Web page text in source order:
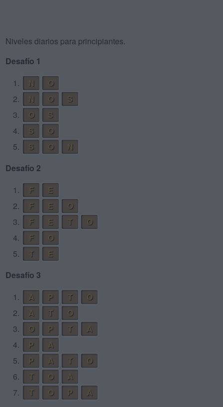
Niveles diarios para principiantes.
Desafío 1
1.
N
O
2.
N O
S
3.
O
S
4.
S
O
5.
S O
N
Desafío 2
1.
F
E
2.
F E
O
3.
F E T
O
4.
F
O
5.
T
E
Desafío 3
1.
A P T
O
2.
A T
O
3.
O P T
A
4.
P
A
5.
P A T
O
6.
T O
A
7.
T O P
A